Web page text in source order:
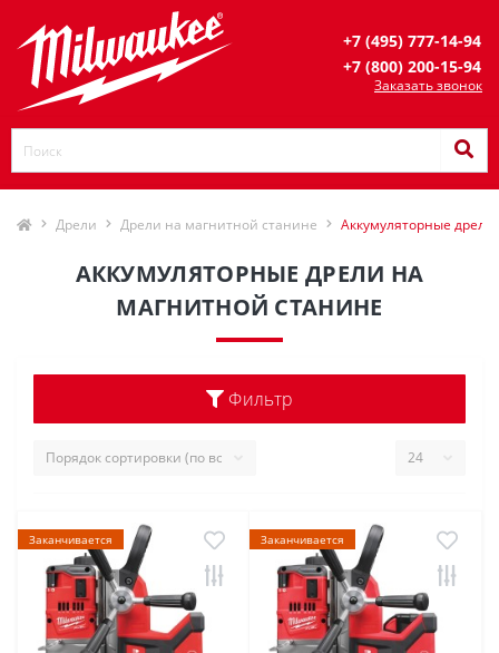
+7 (495) 777-14-94
+7 (800) 200-15-94
Заказать звонок
Дрели Дрели на магнитной станине Аккумуляторные
АККУМУЛЯТОРНЫЕ ДРЕЛИ НА
МАГНИТНОЙ СТАНИНЕ
Фильтр
Заканчивается Заканчивается